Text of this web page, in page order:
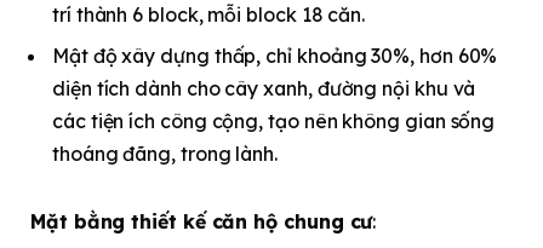
trí thành 6 block, mỗi block 18 căn.
Mật độ xây dựng thấp, chỉ khoảng 30%, hơn 60%
diện tích dành cho cây xanh, đường nội khu và
các tiện ích công cộng, tạo nên không gian sống
thoáng đãng, trong lành.
Mặt bằng thiết kế căn hộ chung cư: